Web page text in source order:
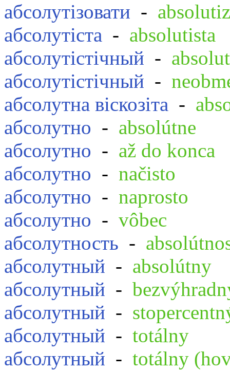
абсолутізовати -
абсолутіста - absolutista
абсолутістічный -
абсолутістічный -
абсолутна віскозіта -
абсолутно - absolútne
абсолутно - až do konca
абсолутно - načisto
абсолутно - naprosto
абсолутно - vôbec
абсолутность -
абсолутный - absolútny
абсолутный -
абсолутный -
абсолутный - totálny
абсолутный - totálny